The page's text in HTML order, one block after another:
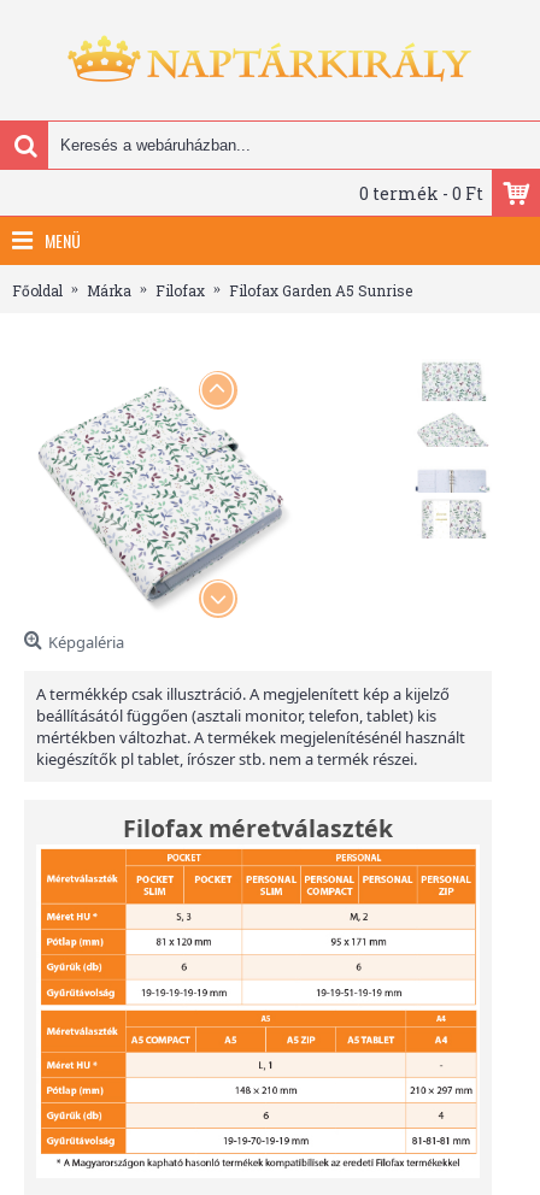
0 termék - 0 Ft
MENÜ
Főoldal Márka Filofax Filofax Garden A5 Sunrise
Képgaléria
A termékkép csak illusztráció. A megjelenített kép a kijelző
beállításától függően (asztali monitor, telefon, tablet) kis
mértékben változhat. A termékek megjelenítésénél használt
kiegészítők pl tablet, írószer stb. nem a termék részei.
Filofax méretválaszték